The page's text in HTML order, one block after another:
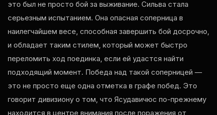
это был не просто бой за выживание. Сильва стала
серьезным испытанием. Она опасная соперница в
наилегчайшем весе, способная завершить бой досрочно,
и обладает таким стилем, который может быстро
переломить ход поединка, если ей удастся найти
подходящий момент. Победа над такой соперницей —
это не просто еще одна отметка в графе побед. Это
говорит дивизиону о том, что Ясудавичюс по-прежнему
находится в центре внимания после поражения от